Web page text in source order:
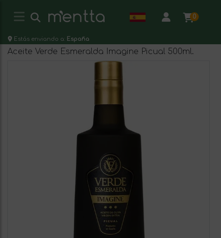
0
Estás enviando a: España
Aceite Verde Esmeralda Imagine Picual 500ml.